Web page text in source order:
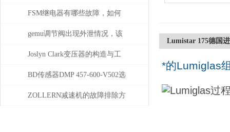
偿问题
FSM继电器有哪些故障，如何
解决
gemu调节阀出现外泄情况，该
如何处理
Joslyn Clark变压器的构造与工
作原理
BD传感器DMP 457-600-V502选
择使用注意事项
ZOLLERN减速机的故障排除方
Lumistar 175德国
*的Lumiglas